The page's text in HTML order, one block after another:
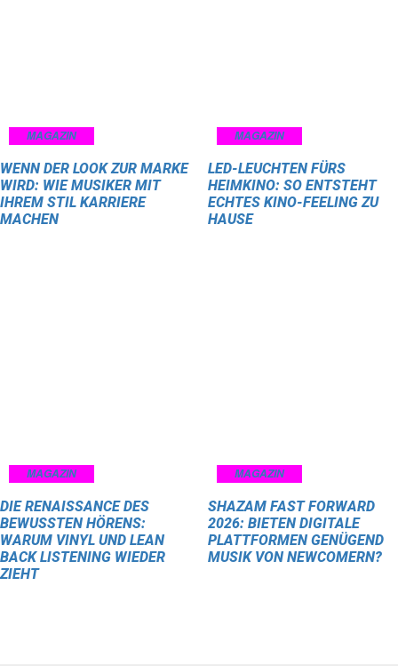
MAGAZIN
WENN DER LOOK ZUR MARKE
WIRD: WIE MUSIKER MIT
IHREM STIL KARRIERE
MACHEN
MAGAZIN
LED-LEUCHTEN FÜRS
HEIMKINO: SO ENTSTEHT
ECHTES KINO-FEELING ZU
HAUSE
MAGAZIN
DIE RENAISSANCE DES
BEWUSSTEN HÖRENS:
WARUM VINYL UND LEAN
BACK LISTENING WIEDER
ZIEHT
MAGAZIN
SHAZAM FAST FORWARD
2026: BIETEN DIGITALE
PLATTFORMEN GENÜGEND
MUSIK VON NEWCOMERN?